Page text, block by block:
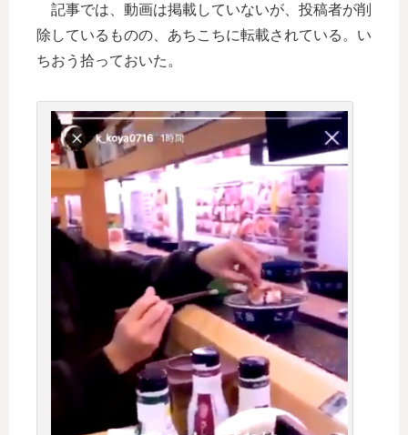
記事では、動画は掲載していないが、投稿者が削
除しているものの、あちこちに転載されている。い
ちおう拾っておいた。